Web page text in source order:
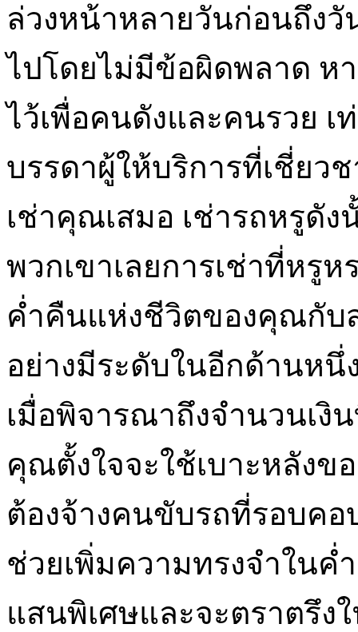
ล่วงหน้าหลายวันก่อนถึง
ไปโดยไม่มีข้อผิดพลาด ห
ไว้เพื่อคนดังและคนรวย
บรรดาผู้ให้บริการที่เชี่ยว
เช่าคุณเสมอ เช่ารถหรูดั
พวกเขาเลยการเช่าที่หรู
ค่ำคืนแห่งชีวิตของคุณกับ
อย่างมีระดับในอีกด้านห
เมื่อพิจารณาถึงจำนวนเงิ
คุณตั้งใจจะใช้เบาะหลัง
ต้องจ้างคนขับรถที่รอบคอ
ช่วยเพิ่มความทรงจำใน
แสนพิเศษและจะตราตรึง